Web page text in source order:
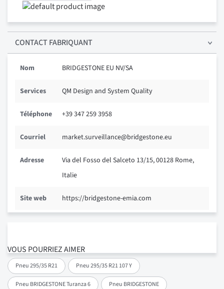
VOUS POURRIEZ AIMER
Pneu 295/35 R21 Pneu 295/35 R21 107 Y
Pneu BRIDGESTONE Turanza 6 Pneu BRIDGESTONE
CONTACT FABRIQUANT
Nom BRIDGESTONE EU NV/SA
Services QM Design and System Quality
Téléphone +39 347 259 3958
Courriel market.surveillance@bridgestone.eu
Adresse
Via del Fosso del Salceto 13/15, 00128 Rome,
Italie
Site web https://bridgestone-emia.com